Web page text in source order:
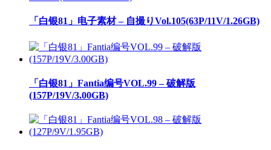
「白银81」电子素材 – 自撮りVol.105(63P/11V/1.26GB)
「白银81」Fantia编号VOL.99 – 破解版
(157P/19V/3.00GB)